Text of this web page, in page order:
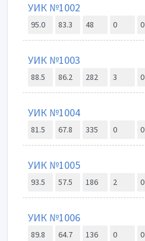
УИК №1002
95.0 83.3 48 0 0
УИК №1003
88.5 86.2 282 3 0
УИК №1004
81.5 67.8 335 0 0
УИК №1005
93.5 57.5 186 2 0
УИК №1006
89.8 64.7 136 0 0